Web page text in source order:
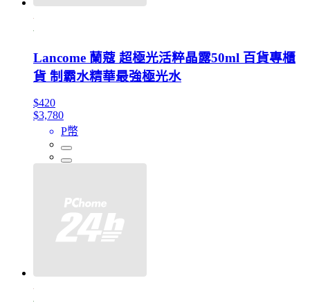
Lancome 蘭蔻 超極光活粹晶露50ml 百貨專櫃
貨 制霸水精華最強極光水
$420
$3,780
P幣